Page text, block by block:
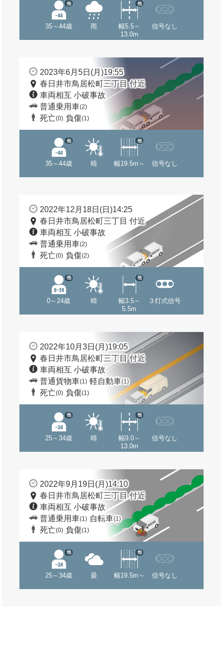
35～44歳
他
雨
幅5.5～
13.0m
他
信号なし
2023年6月5日(月)19:55
春日井市鳥居松町三丁目 付近
車両相互 小破事故
普通乗用車(2)
死亡(0) 負傷(1)
35～44歳
他
晴 幅19.5m～
他
信号なし
2022年12月18日(日)14:25
春日井市鳥居松町三丁目 付近
車両相互 小破事故
普通乗用車(2)
死亡(0) 負傷(2)
0～24歳
他
晴
幅3.5～
5.5m
他
３灯式信号
2022年10月3日(月)19:05
春日井市鳥居松町三丁目 付近
車両相互 小破事故
普通貨物車(1) 軽自動車(1)
死亡(0) 負傷(1)
25～34歳
他
晴
幅9.0～
13.0m
他
信号なし
2022年9月19日(月)14:10
春日井市鳥居松町三丁目 付近
車両相互 小破事故
普通乗用車(1) 自転車(1)
死亡(0) 負傷(1)
25～34歳
他
曇 幅19.5m～
他
信号なし